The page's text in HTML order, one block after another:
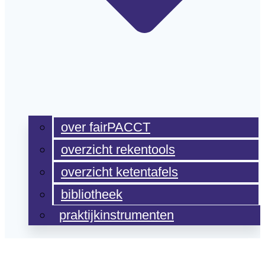
over fairPACCT
overzicht rekentools
overzicht ketentafels
bibliotheek
praktijkinstrumenten